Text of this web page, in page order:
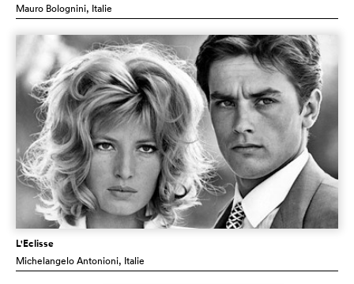
Mauro Bolognini, Italie
L'Eclisse
Michelangelo Antonioni, Italie